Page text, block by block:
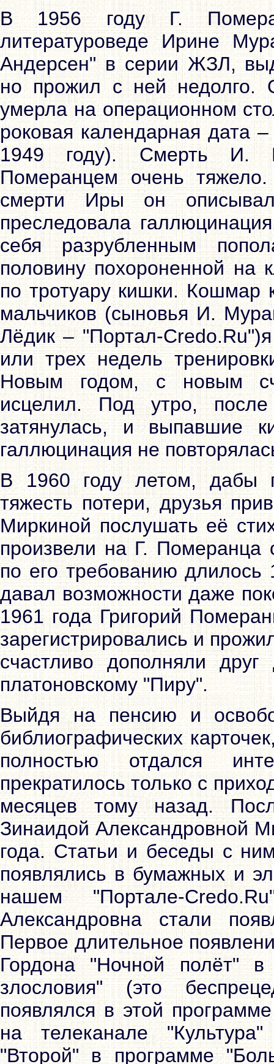
В 1956 году Г.
литературоведе Ирине
Андерсен" в серии ЖЗЛ,
но прожил с ней недолго.
умерла на операционном
роковая календарная дата
1949 году). Смерть И.
Померанцем очень
смерти Иры он
преследовала
себя разрубленным
половину похороненной на
по тротуару кишки. Кошмар
мальчиков (сыновья И.
Лёдик – "Портал-
или трех недель
Новым годом, с новым
исцелил. Под утро,
затянулась, и выпавшие
галлюцинация не
В 1960 году летом, дабы
тяжесть потери, друзья
Миркиной послушать её
произвели на Г. Померанца
по его требованию длилось
давал возможности даже
1961 года Григорий
зарегистрировались и
счастливо дополняли
платоновскому "Пиру".
Выйдя на пенсию и
библиографических
полностью отдался
прекратилось только с
месяцев тому назад.
Зинаидой Александровной
года. Статьи и беседы с
появлялись в бумажных и
нашем "Портале-
Александровна стали
Первое длительное
Гордона "Ночной полёт"
злословия" (это
появлялся в этой
на телеканале
"Второй" в программе